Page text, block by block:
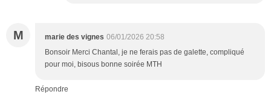
M marie des vignes 06/01/2026 20:58
Bonsoir Merci Chantal, je ne ferais pas de galette, compliqué
pour moi, bisous bonne soirée MTH
Répondre